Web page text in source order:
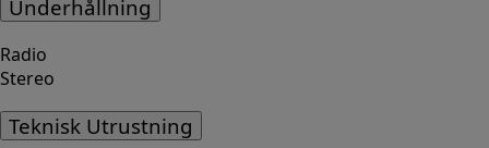
Underhållning
Radio
Stereo
Teknisk Utrustning